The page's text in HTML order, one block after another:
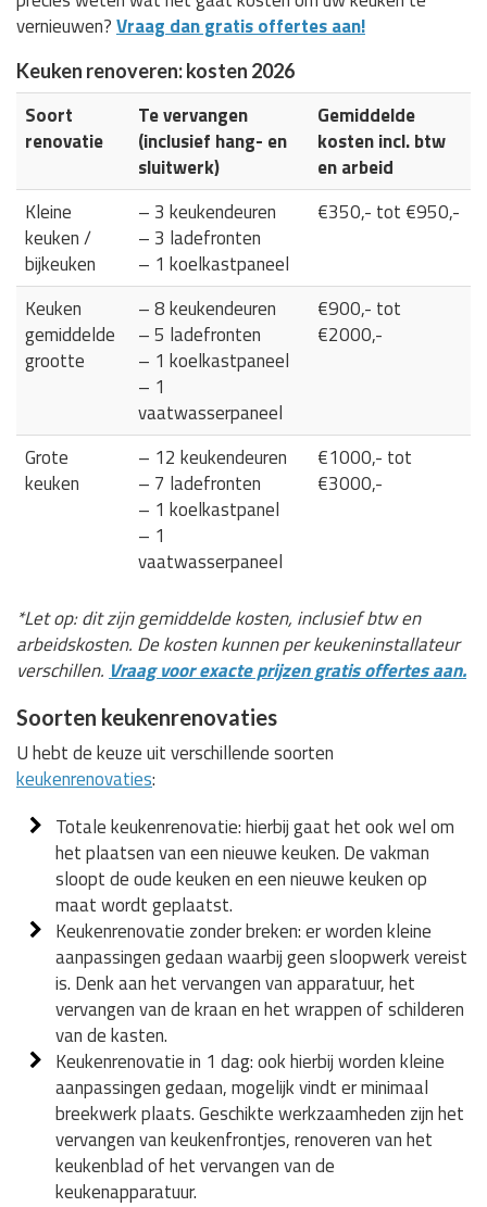
vernieuwen?Vraag dan gratis offertes aan!
Keuken renoveren: kosten 2026
Soort
renovatie
Te vervangen
(inclusief hang- en
sluitwerk)
Gemiddelde
kosten incl. btw
en arbeid
Kleine
keuken /
bijkeuken
– 3 keukendeuren
– 3 ladefronten
– 1 koelkastpaneel
€350,- tot €950,-
Keuken
gemiddelde
grootte
– 8 keukendeuren
– 5 ladefronten
– 1 koelkastpaneel
– 1
vaatwasserpaneel
€900,- tot
€2000,-
Grote
keuken
– 12 keukendeuren
– 7 ladefronten
– 1 koelkastpanel
– 1
vaatwasserpaneel
€1000,- tot
€3000,-
*Let op: dit zijn gemiddelde kosten, inclusief btw en
arbeidskosten. De kosten kunnen per keukeninstallateur
verschillen. Vraag voor exacte prijzen gratis offertes aan.
Soorten keukenrenovaties
U hebt de keuze uit verschillende soorten
keukenrenovaties:
Totale keukenrenovatie: hierbij gaat het ook wel om
het plaatsen van een nieuwe keuken. De vakman
sloopt de oude keuken en een nieuwe keuken op
maat wordt geplaatst.
Keukenrenovatie zonder breken: er worden kleine
aanpassingen gedaan waarbij geen sloopwerk vereist
is. Denk aan het vervangen van apparatuur, het
vervangen van de kraan en het wrappen of schilderen
van de kasten.
Keukenrenovatie in 1 dag: ook hierbij worden kleine
aanpassingen gedaan, mogelijk vindt er minimaal
breekwerk plaats. Geschikte werkzaamheden zijn het
vervangen van keukenfrontjes, renoveren van het
keukenblad of het vervangen van de
keukenapparatuur.